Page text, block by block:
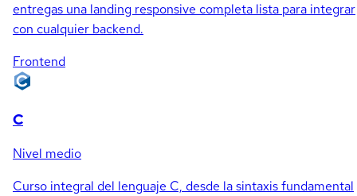
entregas una landing responsive completa lista para integrar
con cualquier backend.
Frontend
C
Nivel medio
Curso integral del lenguaje C, desde la sintaxis fundamental